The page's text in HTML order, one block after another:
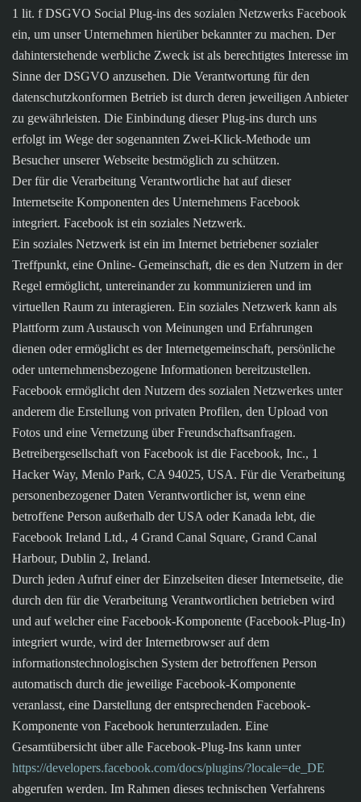
1 lit. f DSGVO Social Plug-ins des sozialen Netzwerks Facebook
ein, um unser Unternehmen hierüber bekannter zu machen. Der
dahinterstehende werbliche Zweck ist als berechtigtes Interesse im
Sinne der DSGVO anzusehen. Die Verantwortung für den
datenschutzkonformen Betrieb ist durch deren jeweiligen Anbieter
zu gewährleisten. Die Einbindung dieser Plug-ins durch uns
erfolgt im Wege der sogenannten Zwei-Klick-Methode um
Besucher unserer Webseite bestmöglich zu schützen.
Der für die Verarbeitung Verantwortliche hat auf dieser
Internetseite Komponenten des Unternehmens Facebook
integriert. Facebook ist ein soziales Netzwerk.
Ein soziales Netzwerk ist ein im Internet betriebener sozialer
Treffpunkt, eine Online- Gemeinschaft, die es den Nutzern in der
Regel ermöglicht, untereinander zu kommunizieren und im
virtuellen Raum zu interagieren. Ein soziales Netzwerk kann als
Plattform zum Austausch von Meinungen und Erfahrungen
dienen oder ermöglicht es der Internetgemeinschaft, persönliche
oder unternehmensbezogene Informationen bereitzustellen.
Facebook ermöglicht den Nutzern des sozialen Netzwerkes unter
anderem die Erstellung von privaten Profilen, den Upload von
Fotos und eine Vernetzung über Freundschaftsanfragen.
Betreibergesellschaft von Facebook ist die Facebook, Inc., 1
Hacker Way, Menlo Park, CA 94025, USA. Für die Verarbeitung
personenbezogener Daten Verantwortlicher ist, wenn eine
betroffene Person außerhalb der USA oder Kanada lebt, die
Facebook Ireland Ltd., 4 Grand Canal Square, Grand Canal
Harbour, Dublin 2, Ireland.
Durch jeden Aufruf einer der Einzelseiten dieser Internetseite, die
durch den für die Verarbeitung Verantwortlichen betrieben wird
und auf welcher eine Facebook-Komponente (Facebook-Plug-In)
integriert wurde, wird der Internetbrowser auf dem
informationstechnologischen System der betroffenen Person
automatisch durch die jeweilige Facebook-Komponente
veranlasst, eine Darstellung der entsprechenden Facebook-
Komponente von Facebook herunterzuladen. Eine
Gesamtübersicht über alle Facebook-Plug-Ins kann unter
https://developers.facebook.com/docs/plugins/?locale=de_DE
abgerufen werden. Im Rahmen dieses technischen Verfahrens